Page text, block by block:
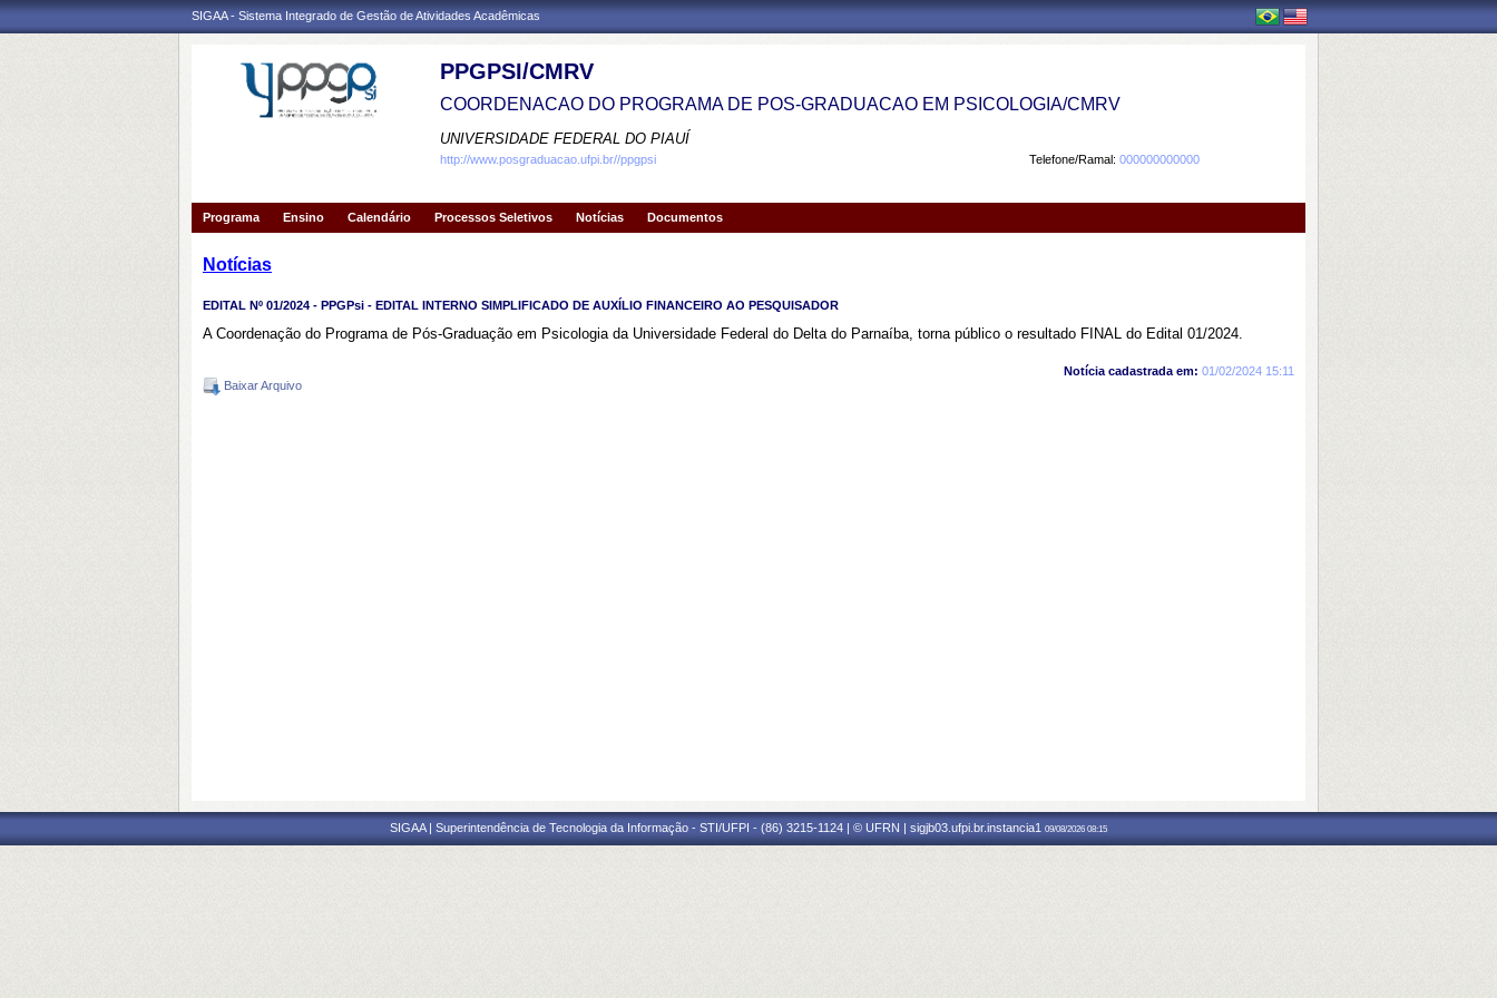
SIGAA - Sistema Integrado de Gestão de Atividades Acadêmicas
PPGPSI/CMRV
COORDENACAO DO PROGRAMA DE POS-GRADUACAO EM PSICOLOGIA/CMRV
UNIVERSIDADE FEDERAL DO PIAUÍ
Telefone/Ramal: 000000000000
http://www.posgraduacao.ufpi.br//ppgpsi
Programa Ensino Calendário Processos Seletivos Notícias Documentos
Notícias
EDITAL Nº 01/2024 - PPGPsi - EDITAL INTERNO SIMPLIFICADO DE AUXÍLIO FINANCEIRO AO PESQUISADOR
A Coordenação do Programa de Pós-Graduação em Psicologia da Universidade Federal do Delta do Parnaíba, torna público o resultado FINAL do Edital 01/2024.
Notícia cadastrada em: 01/02/2024 15:11
Baixar Arquivo
SIGAA | Superintendência de Tecnologia da Informação - STI/UFPI - (86) 3215-1124 | © UFRN | sigjb03.ufpi.br.instancia1 09/08/2026 08:15